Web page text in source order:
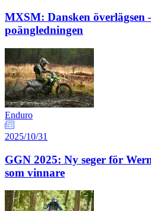
MXSM: Dansken överlägsen
poängledningen
Enduro
2025/10/31
GGN 2025: Ny seger för
som vinnare